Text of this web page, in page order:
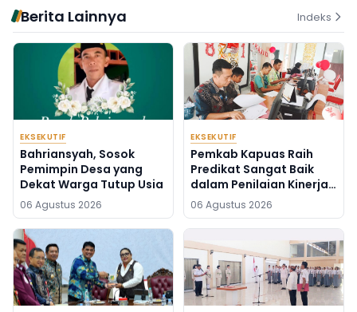
Berita Lainnya Indeks
EKSEKUTIF
Bahriansyah, Sosok
Pemimpin Desa yang
Dekat Warga Tutup Usia
06 Agustus 2026
EKSEKUTIF
Pemkab Kapuas Raih
Predikat Sangat Baik
dalam Penilaian Kinerja
PTSP dan Percepatan
Berusaha 2026
06 Agustus 2026